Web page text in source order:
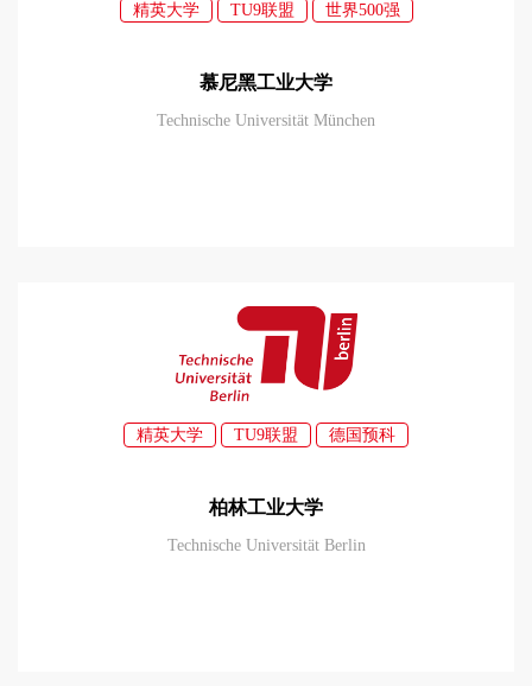
精英大学 TU9联盟 世界500强
慕尼黑工业大学
Technische Universität München
精英大学 TU9联盟 德国预科
柏林工业大学
Technische Universität Berlin